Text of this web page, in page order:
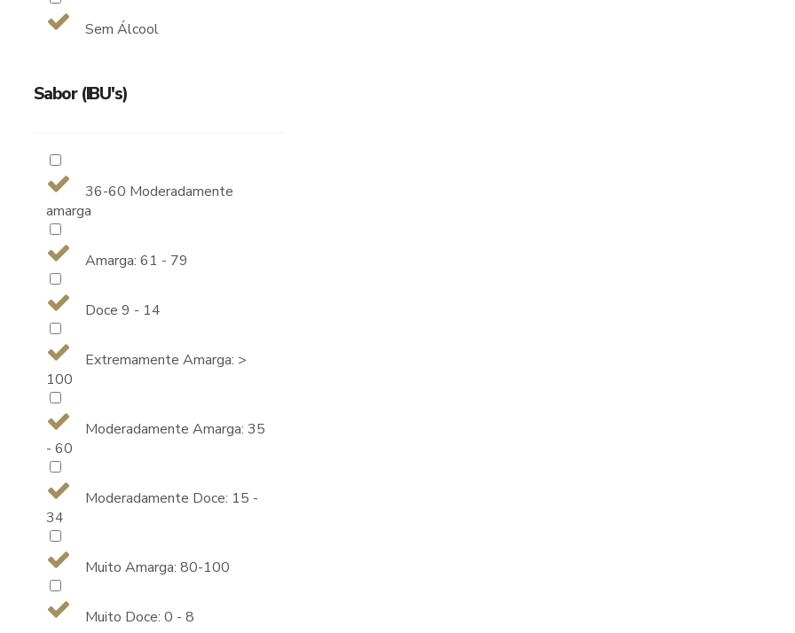
Sem Álcool
Sabor (IBU's)
36-60 Moderadamente
amarga
Amarga: 61 - 79
Doce 9 - 14
Extremamente Amarga: >
100
Moderadamente Amarga: 35
- 60
Moderadamente Doce: 15 -
34
Muito Amarga: 80-100
Muito Doce: 0 - 8